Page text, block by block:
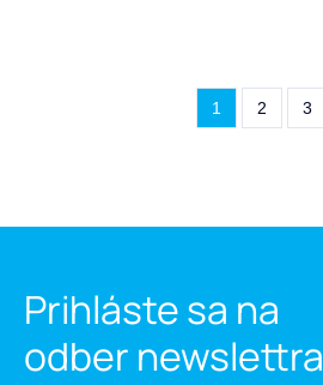
1 2 3
Prihláste sa na
odber newslettra